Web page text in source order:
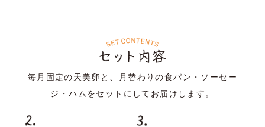
毎月固定の天美卵と、月替わりの食パン・ソーセー
ジ・ハムをセットにしてお届けします。